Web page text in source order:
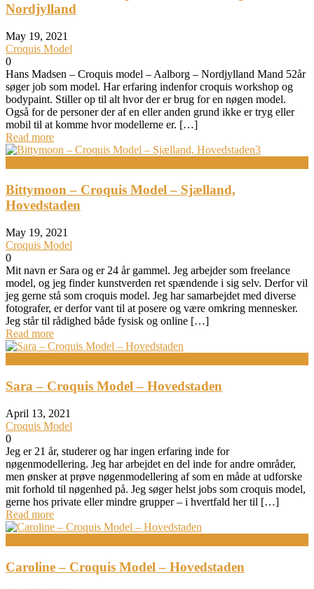
Nordjylland
May 19, 2021
Croquis Model
0
Hans Madsen – Croquis model – Aalborg – Nordjylland Mand 52år
søger job som model. Har erfaring indenfor croquis workshop og
bodypaint. Stiller op til alt hvor der er brug for en nøgen model.
Også for de personer der af en eller anden grund ikke er tryg eller
mobil til at komme hvor modellerne er. […]
Read more
Bittymoon – Croquis Model – Sjælland,
Hovedstaden
May 19, 2021
Croquis Model
0
Mit navn er Sara og er 24 år gammel. Jeg arbejder som freelance
model, og jeg finder kunstverden ret spændende i sig selv. Derfor vil
jeg gerne stå som croquis model. Jeg har samarbejdet med diverse
fotografer, er derfor vant til at posere og være omkring mennesker.
Jeg står til rådighed både fysisk og online […]
Read more
Sara – Croquis Model – Hovedstaden
April 13, 2021
Croquis Model
0
Jeg er 21 år, studerer og har ingen erfaring inde for
nøgenmodellering. Jeg har arbejdet en del inde for andre områder,
men ønsker at prøve nøgenmodellering af som en måde at udforske
mit forhold til nøgenhed på. Jeg søger helst jobs som croquis model,
gerne hos private eller mindre grupper – i hvertfald her til […]
Read more
Caroline – Croquis Model – Hovedstaden